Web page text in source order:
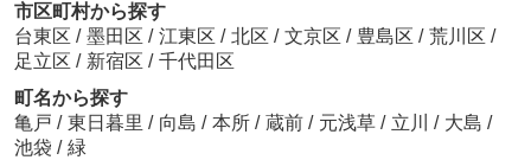
市区町村から探す
台東区 / 墨田区 / 江東区 / 北区 / 文京区 / 豊島区 / 荒川区 /
足立区 / 新宿区 / 千代田区
町名から探す
亀戸 / 東日暮里 / 向島 / 本所 / 蔵前 / 元浅草 / 立川 / 大島 /
池袋 / 緑